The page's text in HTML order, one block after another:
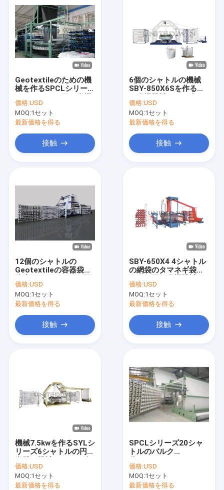
ビデオ
私達について
私達に連絡しなさい
ニュース
テープ放出ライン
単繊維の放出ライン
放出のコーティングのラミネーション ライン
円の織機機械
Geotextileのための機
械を作るSPCLシリーズ
価格:USD
MOQ:1セット
最新価格を得る
接触
6個のシャトルの機械
SBY-850X6Sを作る円
いジャンボ袋
価格:USD
MOQ:1セット
最新価格を得る
接触
12個のシャトルの
Geotextileの容器袋の
の織機機械
価格:USD
MOQ:1セット
最新価格を得る
接触
SBY-650X4 4シャトル
の網袋のタマネギ袋の
価格:USD
MOQ:1セット
最新価格を得る
接触
機械7.5kwを作るSYLシ
リーズ6シャトルの円の
まれる袋
価格:USD
MOQ:1セット
最新価格を得る
SPCLシリーズ20シャ
トルのバルク
の円の織機機械
価格:USD
MOQ:1セット
最新価格を得る